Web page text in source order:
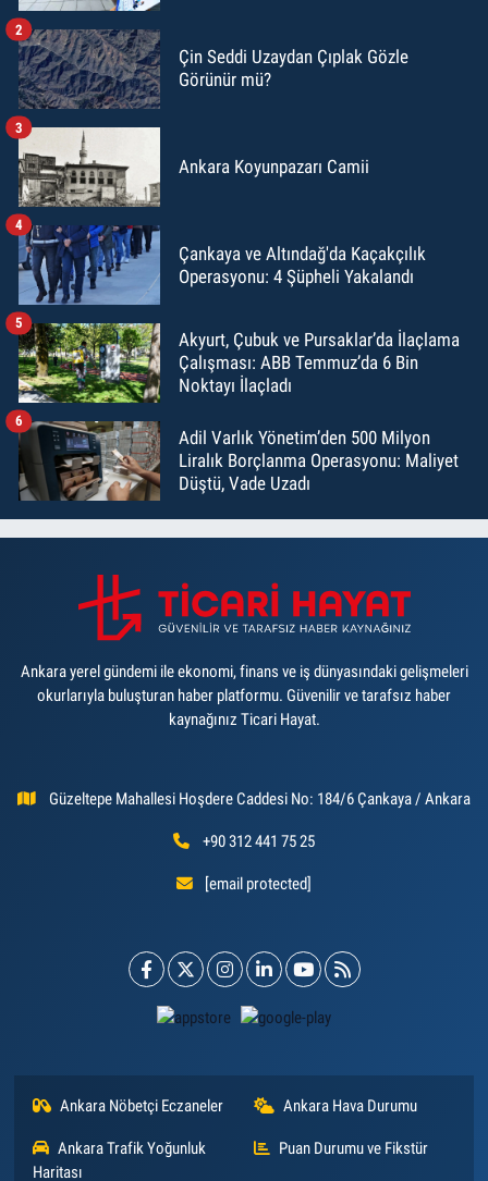
Çin Seddi Uzaydan Çıplak Gözle
Görünür mü?
2
Ankara Koyunpazarı Camii
3
Çankaya ve Altındağ'da Kaçakçılık
Operasyonu: 4 Şüpheli Yakalandı
4
Akyurt, Çubuk ve Pursaklar’da İlaçlama
Çalışması: ABB Temmuz’da 6 Bin
Noktayı İlaçladı
5
Adil Varlık Yönetim’den 500 Milyon
Liralık Borçlanma Operasyonu: Maliyet
Düştü, Vade Uzadı
6
Ankara yerel gündemi ile ekonomi, finans ve iş dünyasındaki gelişmeleri
okurlarıyla buluşturan haber platformu. Güvenilir ve tarafsız haber
kaynağınız Ticari Hayat.
Güzeltepe Mahallesi Hoşdere Caddesi No: 184/6 Çankaya / Ankara
+90 312 441 75 25
[email protected]
Ankara Nöbetçi Eczaneler Ankara Hava Durumu
Ankara Trafik Yoğunluk
Haritası
Puan Durumu ve Fikstür